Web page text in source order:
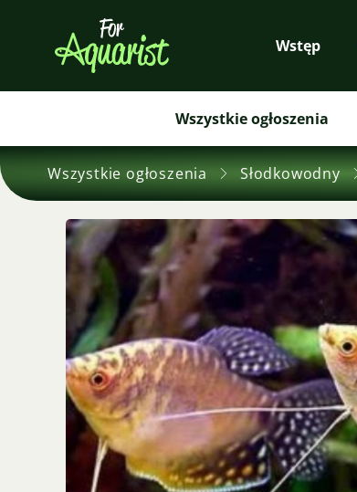
Wstęp
Wszystkie ogłoszenia
Wszystkie ogłoszenia Słodkowodny